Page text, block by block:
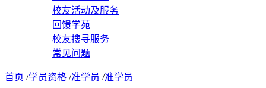
校友活动及服务
回馈学苑
校友搜寻服务
常见问题
首页 /学员资格 /准学员 /准学员